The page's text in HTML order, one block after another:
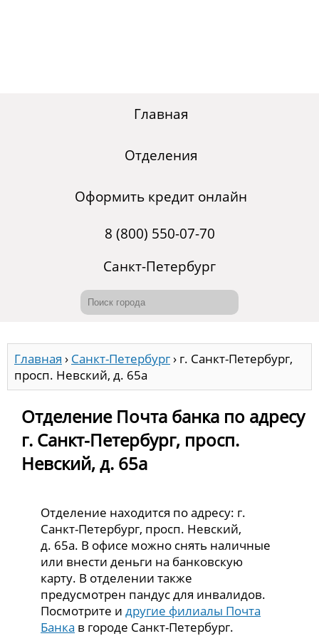
Главная
Отделения
Оформить кредит онлайн
8 (800) 550-07-70
Санкт-Петербург
Главная › Санкт-Петербург› г. Санкт-Петербург,
просп. Невский, д. 65а
Отделение Почта банка по адресу
г. Санкт-Петербург, просп.
Невский, д. 65а
Отделение находится по адресу: г.
Санкт-Петербург, просп. Невский,
д. 65а. В офисе можно снять наличные
или внести деньги на банковскую
карту. В отделении также
предусмотрен пандус для инвалидов.
Посмотрите идругие филиалы Почта
Банка в городе Санкт-Петербург.